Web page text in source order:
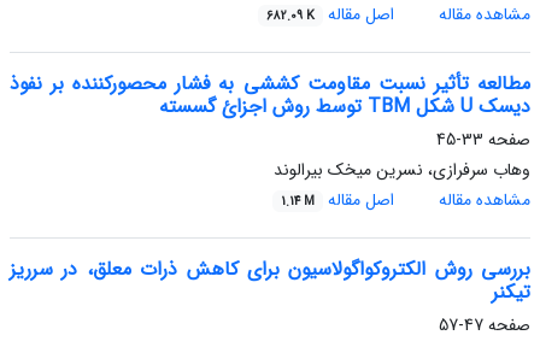
مشاهده مقاله
اصل مقاله 682.09 K
مطالعه تأثیر نسبت مقاومت کششی به فشار محصورکننده بر نفوذ
دیسک U شکل TBM توسط روش اجزائ گسسته
صفحه 33-45
وهاب سرفرازی، نسرین میخک بیرالوند
مشاهده مقاله
اصل مقاله 1.14 M
بررسی روش الکتروکواگولاسیون برای کاهش ذرات معلق، در سرریز
تیکنر
صفحه47-57